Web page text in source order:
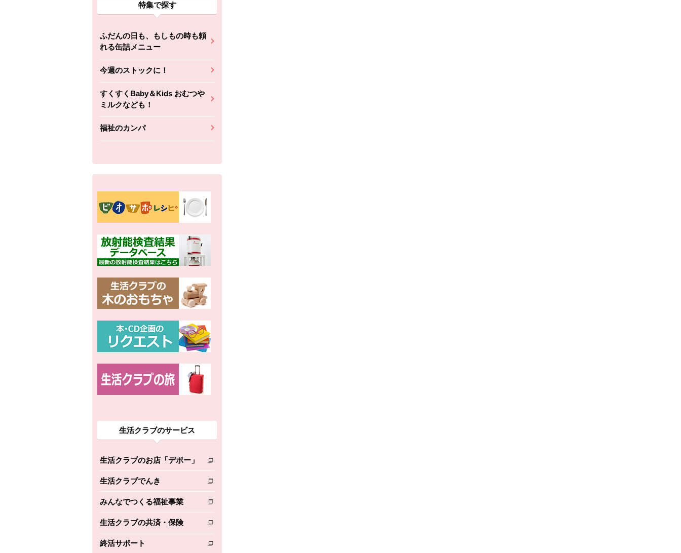
特集で探す
ふだんの日も、もしもの時も頼
れる缶詰メニュー
今週のストックに！
すくすくBaby＆Kids おむつや
ミルクなども！
福祉のカンパ
生活クラブのサービス
生活クラブのお店「デポー」
別のウィンドウで開きます。
生活クラブでんき
別のウィンドウで開きます。
みんなでつくる福祉事業
別のウィンドウで開きます。
生活クラブの共済・保険
別のウィンドウで開きます。
終活サポート
別のウィンドウで開きます。